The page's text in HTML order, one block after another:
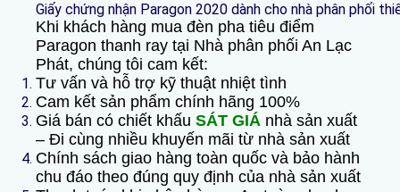
Giấy chứng nhận Paragon 2020 dành cho nhà phân phối
Khi khách hàng mua đèn pha tiêu điểm
Paragon thanh ray tại Nhà phân phối An Lạc
Phát, chúng tôi cam kết:
Tư vấn và hỗ trợ kỹ thuật nhiệt tình
Cam kết sản phẩm chính hãng 100%
Giá bán có chiết khấu SÁT GIÁ nhà sản xuất
– Đi cùng nhiều khuyến mãi từ nhà sản xuất
Chính sách giao hàng toàn quốc và bảo hành
chu đáo theo đúng quy định của nhà sản xuất